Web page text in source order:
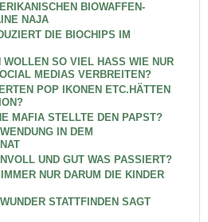
BIOWAFFEN-
NAJA
DIE BIOCHIPS IM
SO VIEL HASS WIE NUR
MEDIAS VERBREITEN?
POP IKONEN ETC.HÄTTEN
MAFIA STELLTE DEN PAPST?
IN DEM
UND GUT WAS PASSIERT?
NUR DARUM DIE KINDER
STATTFINDEN SAGT